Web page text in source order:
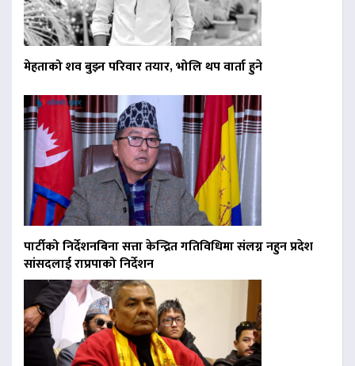
मेहताको शव बुझ्न परिवार तयार, भोलि थप वार्ता हुने
पार्टीको निर्देशनबिना सत्ता केन्द्रित गतिविधिमा संलग्न नहुन प्रदेश
सांसदलाई राप्रपाको निर्देशन